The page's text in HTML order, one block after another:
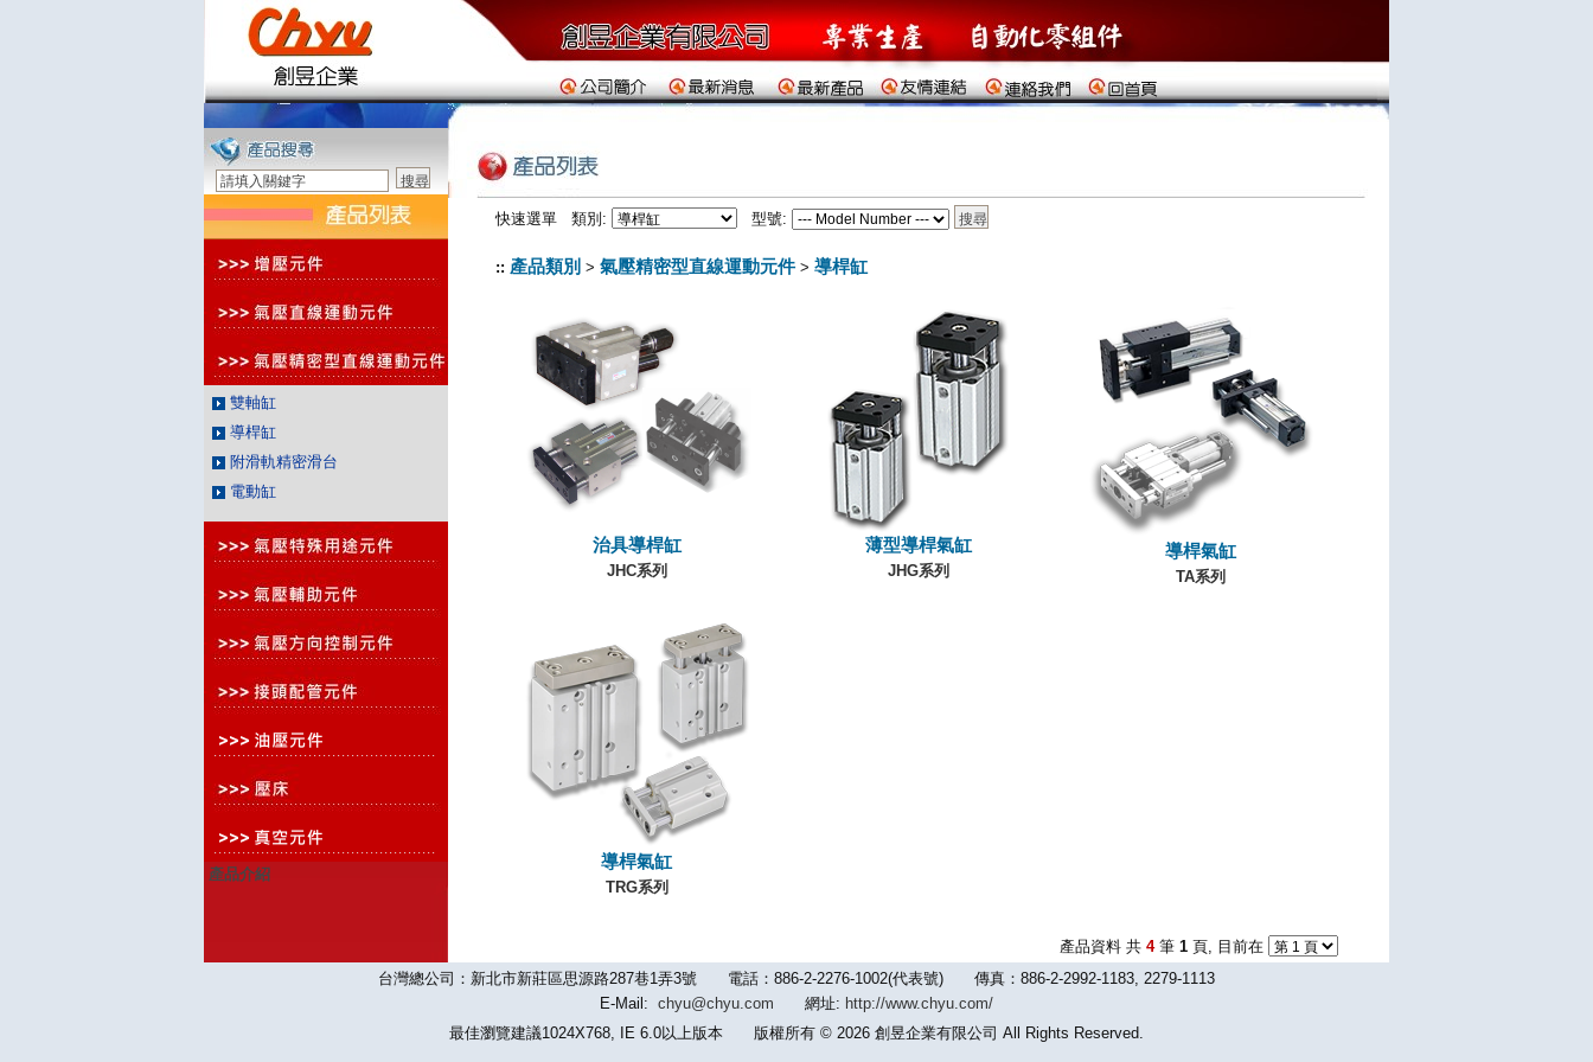
雙軸缸
導桿缸
附滑軌精密滑台
電動缸
產品介紹
快速選單 類別: 型號:
:: 產品類別 > 氣壓精密型直線運動元件 > 導桿缸
治具導桿缸
JHC系列
薄型導桿氣缸
JHG系列
導桿氣缸
TA系列
導桿氣缸
TRG系列
產品資料 共 4筆 1 頁, 目前在
台灣總公司：新北市新莊區思源路287巷1弄3號 電話：886-2-2276-1002(代表號) 傳真：886-2-2992-1183, 2279-1113
E-Mail: chyu@chyu.com 網址: http://www.chyu.com/
最佳瀏覽建議1024X768, IE 6.0以上版本 版權所有 © 2026 創昱企業有限公司 All Rights Reserved.